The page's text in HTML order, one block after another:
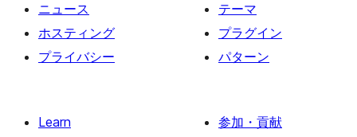
ニュース
ホスティング
プライバシー
テーマ
プラグイン
パターン
Learn
参加・貢献